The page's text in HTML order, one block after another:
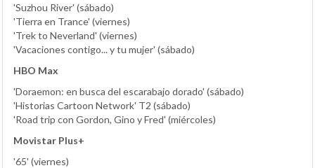
'Suzhou River' (sábado)
'Tierra en Trance' (viernes)
'Trek to Neverland' (viernes)
'Vacaciones contigo... y tu mujer' (sábado)
HBO Max
'Doraemon: en busca del escarabajo dorado' (sábado)
'Historias Cartoon Network' T2 (sábado)
'Road trip con Gordon, Gino y Fred' (miércoles)
Movistar Plus+
'65' (viernes)